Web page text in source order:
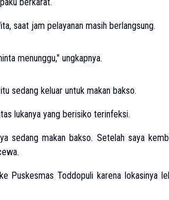
saat jam pelayanan masih berlangsung.
menunggu," ungkapnya.
sedang keluar untuk makan bakso.
lukanya yang berisiko terinfeksi.
sedang makan bakso. Setelah saya
Puskesmas Toddopuli karena lokasinya